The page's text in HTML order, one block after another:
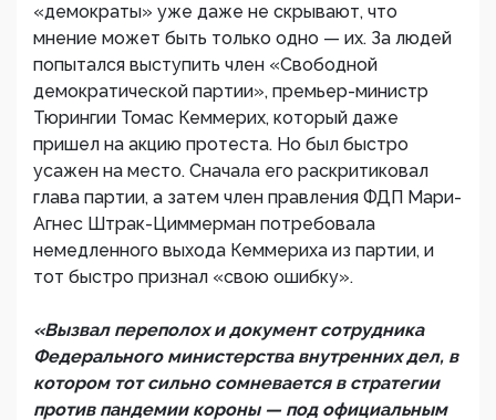
«демократы» уже даже не скрывают, что
мнение может быть только одно — их. За людей
попытался выступить член «Свободной
демократической партии», премьер-министр
Тюрингии Томас Кеммерих, который даже
пришел на акцию протеста. Но был быстро
усажен на место. Сначала его раскритиковал
глава партии, а затем член правления ФДП Мари-
Агнес Штрак-Циммерман потребовала
немедленного выхода Кеммериха из партии, и
тот быстро признал «свою ошибку».
«Вызвал переполох и документ сотрудника
Федерального министерства внутренних дел, в
котором тот сильно сомневается в стратегии
против пандемии короны — под официальным